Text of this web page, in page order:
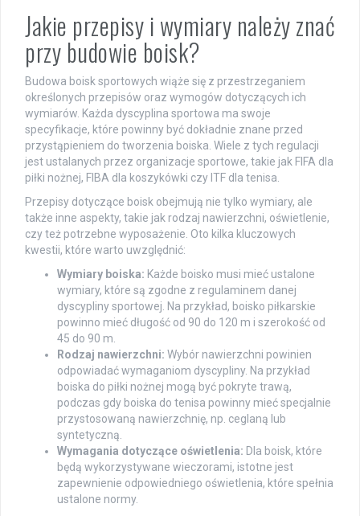
Jakie przepisy i wymiary należy znać
przy budowie boisk?
Budowa boisk sportowych wiąże się z przestrzeganiem
określonych przepisów oraz wymogów dotyczących ich
wymiarów. Każda dyscyplina sportowa ma swoje
specyfikacje, które powinny być dokładnie znane przed
przystąpieniem do tworzenia boiska. Wiele z tych regulacji
jest ustalanych przez organizacje sportowe, takie jak FIFA dla
piłki nożnej, FIBA dla koszykówki czy ITF dla tenisa.
Przepisy dotyczące boisk obejmują nie tylko wymiary, ale
także inne aspekty, takie jak rodzaj nawierzchni, oświetlenie,
czy też potrzebne wyposażenie. Oto kilka kluczowych
kwestii, które warto uwzględnić:
Wymiary boiska: Każde boisko musi mieć ustalone
wymiary, które są zgodne z regulaminem danej
dyscypliny sportowej. Na przykład, boisko piłkarskie
powinno mieć długość od 90 do 120 m i szerokość od
45 do 90 m.
Rodzaj nawierzchni: Wybór nawierzchni powinien
odpowiadać wymaganiom dyscypliny. Na przykład
boiska do piłki nożnej mogą być pokryte trawą,
podczas gdy boiska do tenisa powinny mieć specjalnie
przystosowaną nawierzchnię, np. ceglaną lub
syntetyczną.
Wymagania dotyczące oświetlenia: Dla boisk, które
będą wykorzystywane wieczorami, istotne jest
zapewnienie odpowiedniego oświetlenia, które spełnia
ustalone normy.